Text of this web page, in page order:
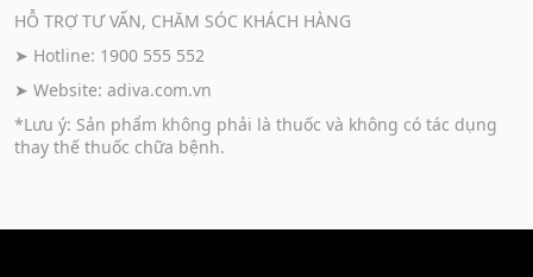
HỖ TRỢ TƯ VẤN, CHĂM SÓC KHÁCH HÀNG
➤ Hotline: 1900 555 552
➤ Website: adiva.com.vn
*Lưu ý: Sản phẩm không phải là thuốc và không có tác dụng
thay thế thuốc chữa bệnh.